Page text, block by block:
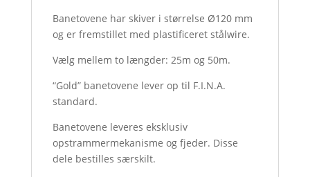
Banetovene har skiver i størrelse Ø120 mm
og er fremstillet med plastificeret stålwire.
Vælg mellem to længder: 25m og 50m.
“Gold” banetovene lever op til F.I.N.A.
standard.
Banetovene leveres eksklusiv
opstrammermekanisme og fjeder. Disse
dele bestilles særskilt.